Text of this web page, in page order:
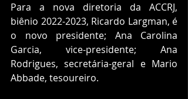
Para a nova diretoria da ACCRJ,
biênio 2022-2023, Ricardo Largman, é
o novo presidente; Ana Carolina
Garcia, vice-presidente; Ana
Rodrigues, secretária-geral e Mario
Abbade, tesoureiro.